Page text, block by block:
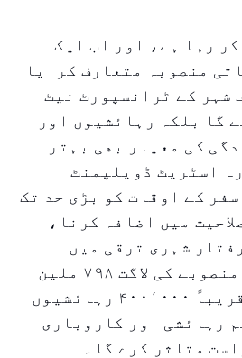
رہا ہے، اور اب ایک
منصوبہ متعارف کرایا
شہر کے ٹرانسپورٹ نیٹ
گا بلکہ رہائشیوں اور
کی معیار بھی بہتر
اسٹریٹ ڈویلپمنٹ
کے اوقات کو بڑی حد تک
میں اضافہ کرنا،
شہری ترقی میں
معاونت کرنا ہے۔ منصوبے کی لاگت ۷۹۸ ملین
درہم ہے اور یہ تقریباً ۴۰۰٬۰۰۰ رہائشیوں
رہائشی اور کاروباری
متاثر کرے گا۔